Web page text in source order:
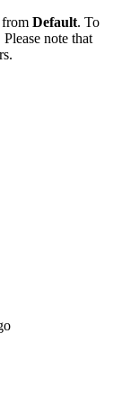
from Default. To
note that